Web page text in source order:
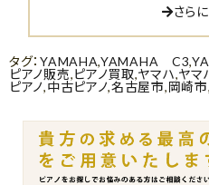
さら
タグ：YAMAHA,YAMAHA C3,
ピアノ販売,ピアノ買取,ヤマハ,ヤマ
ピアノ,中古ピアノ,名古屋市,岡崎市,